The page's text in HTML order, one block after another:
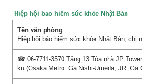
Hiệp hội bảo hiểm sức khỏe Nhật Bản
Hiệp hội bảo hiểm sức khỏe Nhật Bản, chi
☎ 06-7711-3570 Tầng 13 Tòa nhà JP
ku (Osaka Metro: Ga Nishi-Umeda, JR: Ga